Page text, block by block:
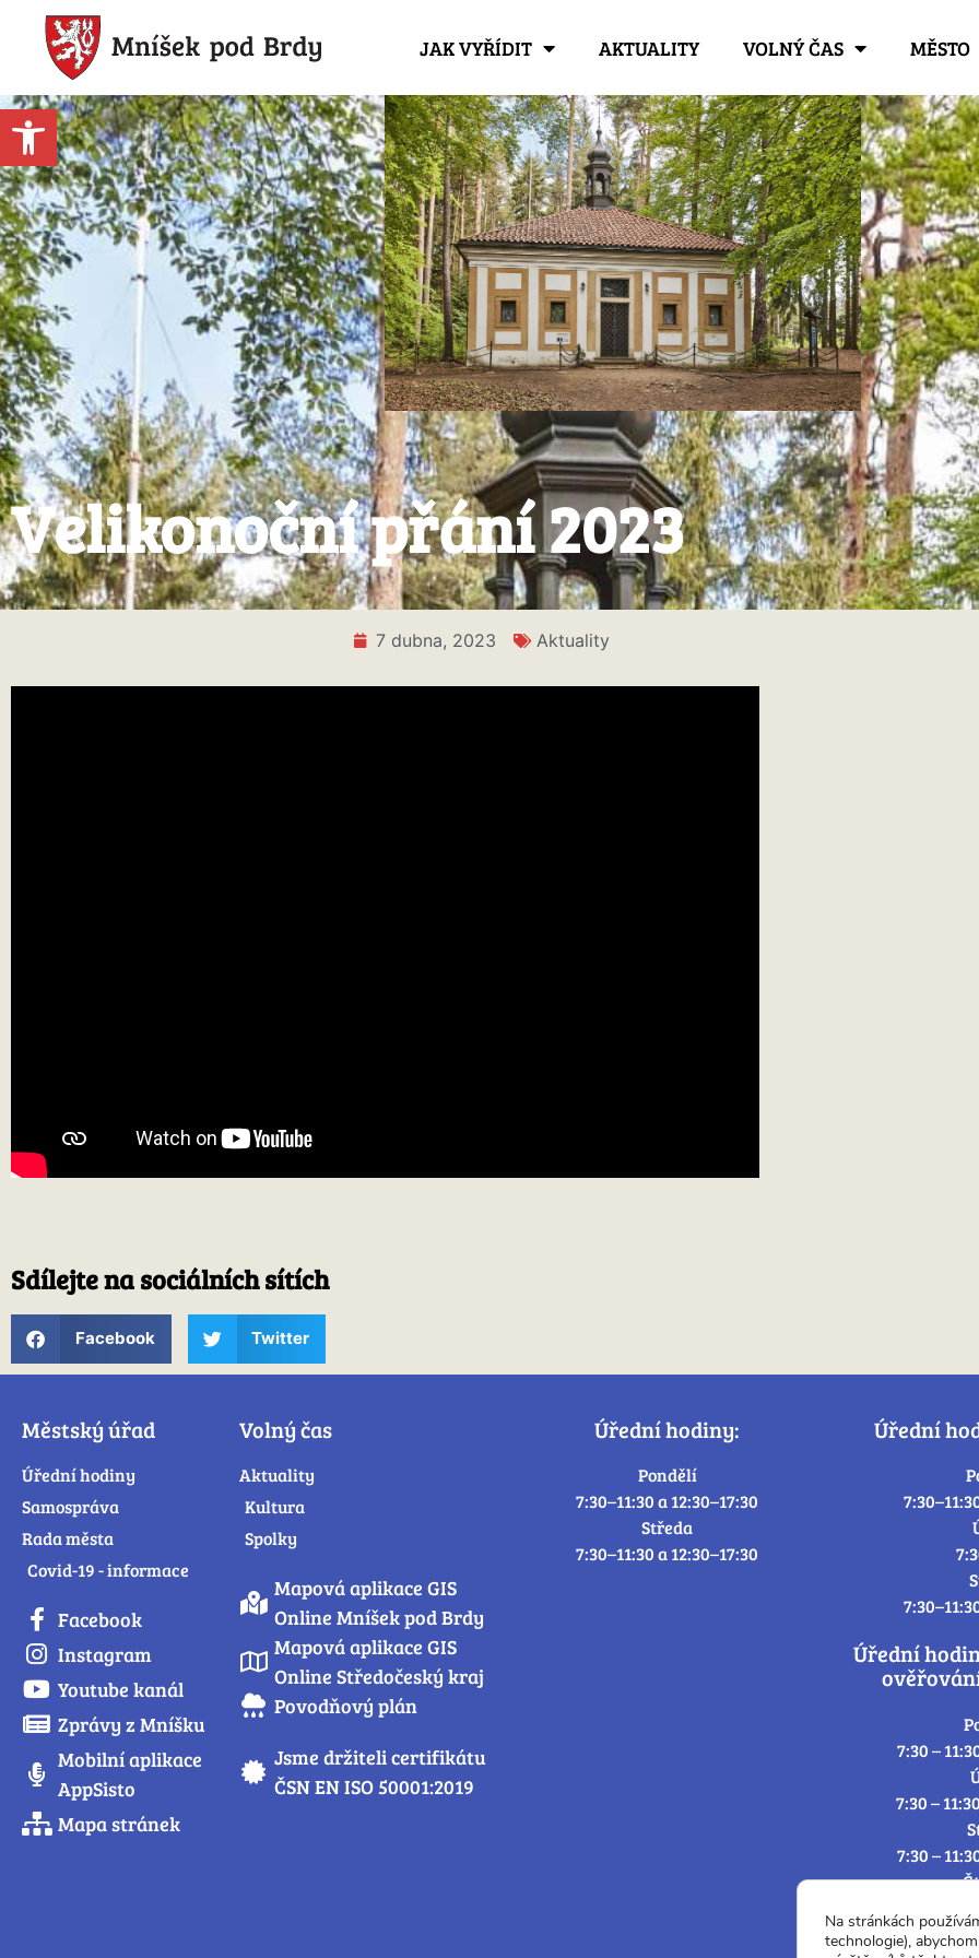
Open toolbar
JAK VYŘÍDIT AKTUALITY VOLNÝ ČAS MĚSTO
Velikonoční přání 2023
7 dubna, 2023 Aktuality
Sdílejte na sociálních sítích
Facebook Twitter
Městský úřad
Úřední hodiny
Samospráva
Rada města
Covid-19 - informace
Facebook
Instagram
Youtube kanál
Zprávy z Mníšku
Mobilní aplikace
AppSisto
Mapa stránek
Volný čas
Aktuality
Kultura
Spolky
Mapová aplikace GIS
Online Mníšek pod Brdy
Mapová aplikace GIS
Online Středočeský kraj
Povodňový plán
Jsme držiteli certifikátu
ČSN EN ISO 50001:2019
Úřední hodiny:
Pondělí
7:30–11:30 a 12:30–17:30
Středa
7:30–11:30 a 12:30–17:30
Úřední
Úřední
7:30 –
7:30 –
7:30 –
Na stránkách
technologie),